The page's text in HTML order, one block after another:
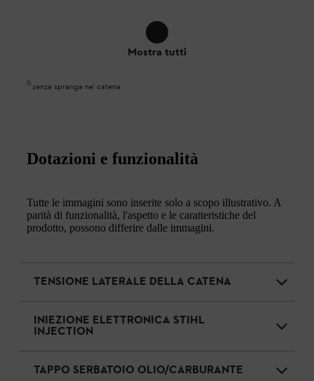
Mostra tutti
1) senza spranga ne' catena
Dotazioni e funzionalità
Tutte le immagini sono inserite solo a scopo illustrativo. A
parità di funzionalità, l'aspetto e le caratteristiche del
prodotto, possono differire dalle immagini.
TENSIONE LATERALE DELLA CATENA
INIEZIONE ELETTRONICA STIHL
INJECTION
TAPPO SERBATOIO OLIO/CARBURANTE